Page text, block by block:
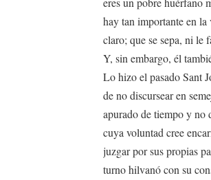
hay tan importante en
claro; que se sepa, ni le
Y, sin embargo, él
Lo hizo el pasado Sant
de no discursear en
apurado de tiempo y no
cuya voluntad cree
juzgar por sus propias
turno hilvanó con su